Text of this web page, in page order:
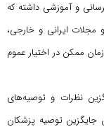
و آموزشی داشته که
مجلات ایرانی و خارجی،
ممکن در اختیار عموم
نظرات و توصیه‌های
توصیه پزشکان